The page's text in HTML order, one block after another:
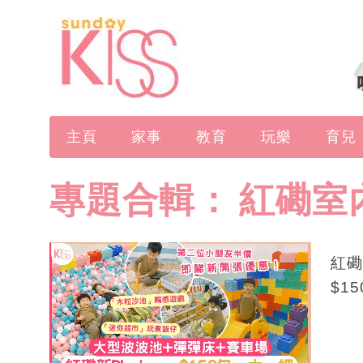
主頁 家事 教育 玩樂 育兒
專題合輯： 紅磡室
紅